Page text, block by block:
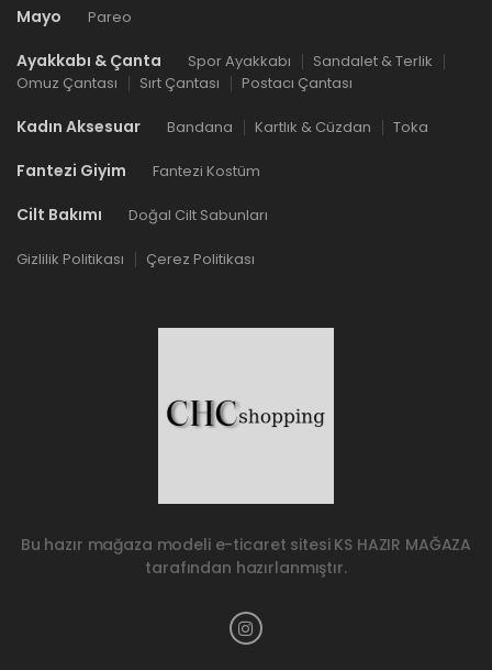
Mayo Pareo
Ayakkabı & Çanta Spor Ayakkabı
Sandalet & Terlik
Omuz Çantası
Sırt Çantası Postacı Çantası
Kadın Aksesuar Bandana Kartlık & Cüzdan Toka
Fantezi Giyim Fantezi Kostüm
Cilt Bakımı Doğal Cilt Sabunları
Gizlilik Politikası Çerez Politikası
Bu hazır mağaza modeli e-ticaret sitesi KS HAZIR MAĞAZA
tarafından hazırlanmıştır.